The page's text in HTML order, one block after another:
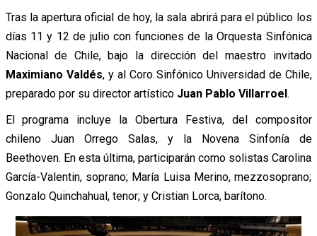
Tras la apertura oficial de hoy, la sala abrirá para el público los
días 11 y 12 de julio con funciones de la Orquesta Sinfónica
Nacional de Chile, bajo la dirección del maestro invitado
Maximiano Valdés, y al Coro Sinfónico Universidad de Chile,
preparado por su director artístico Juan Pablo Villarroel.
El programa incluye la Obertura Festiva, del compositor
chileno Juan Orrego Salas, y la Novena Sinfonía de
Beethoven. En esta última, participarán como solistas Carolina
García-Valentin, soprano; María Luisa Merino, mezzosoprano;
Gonzalo Quinchahual, tenor; y Cristian Lorca, barítono.